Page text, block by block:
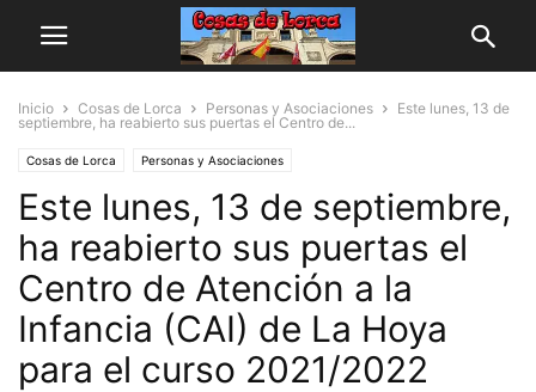
Inicio Cosas de Lorca Personas y Asociaciones
Este lunes, 13 de
septiembre, ha reabierto sus puertas el Centro de...
Cosas de Lorca Personas y Asociaciones
Este lunes, 13 de septiembre,
ha reabierto sus puertas el
Centro de Atención a la
Infancia (CAI) de La Hoya
para el curso 2021/2022